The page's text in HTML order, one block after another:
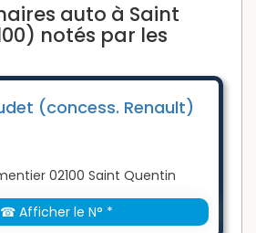
auto à Saint
notés par les
(concess. Renault)
02100 Saint Quentin
☎ Afficher le N° *